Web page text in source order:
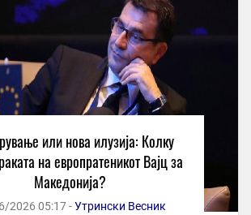
или нова илузија: Колку
на европратеникот Вајц за
Македонија?
2026 05:17 -Утрински Весник